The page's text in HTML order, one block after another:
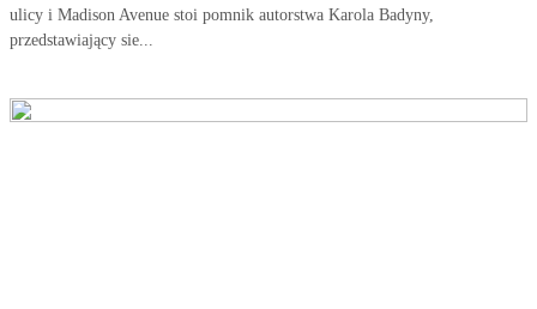
ulicy i Madison Avenue stoi pomnik autorstwa Karola Badyny,
przedstawiający sie...